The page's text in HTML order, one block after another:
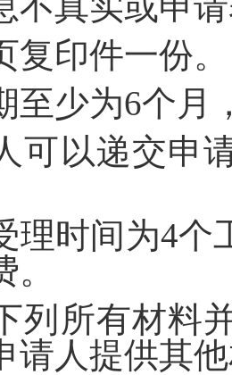
印件一份。
至少为6个月
可以递交申
理时间为4个
列所有材料
请人提供其